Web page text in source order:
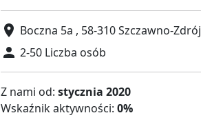
Boczna 5a , 58-310 Szczawno-Zdrój
2-50 Liczba osób
Z nami od: stycznia 2020
Wskaźnik aktywności: 0%